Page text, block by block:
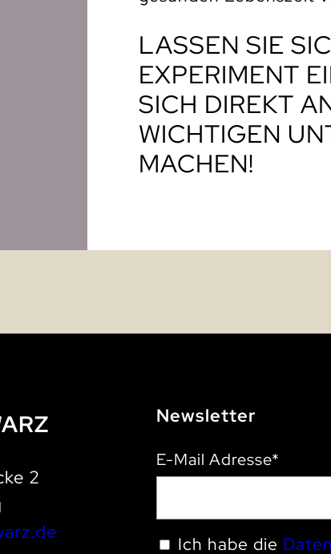
LASSEN SIE
EXPERIMENT
SICH DIREKT
WICHTIGEN
MACHEN!
2
Newsletter
E-Mail Adresse*
Ich habe die